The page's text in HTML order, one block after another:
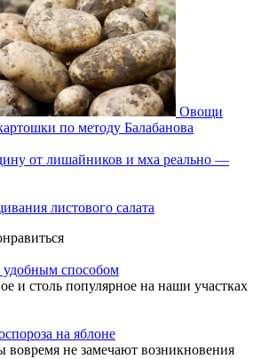
Овощи
по методу Балабанова
от лишайников и мха реально —
листового салата
способом
и столь популярное на наши участках
на яблоне
вовремя не замечают возникновения